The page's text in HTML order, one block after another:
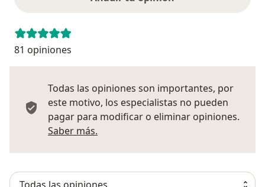
81 opiniones
Todas las opiniones son importantes, por
este motivo, los especialistas no pueden
pagar para modificar o eliminar opiniones.
Saber más.